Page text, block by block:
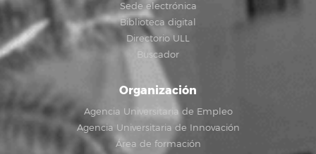
Sede electrónica
Biblioteca digital
Directorio ULL
Buscador
Organización
Agencia Universitaria de Empleo
Agencia Universitaria de Innovación
Área de formación